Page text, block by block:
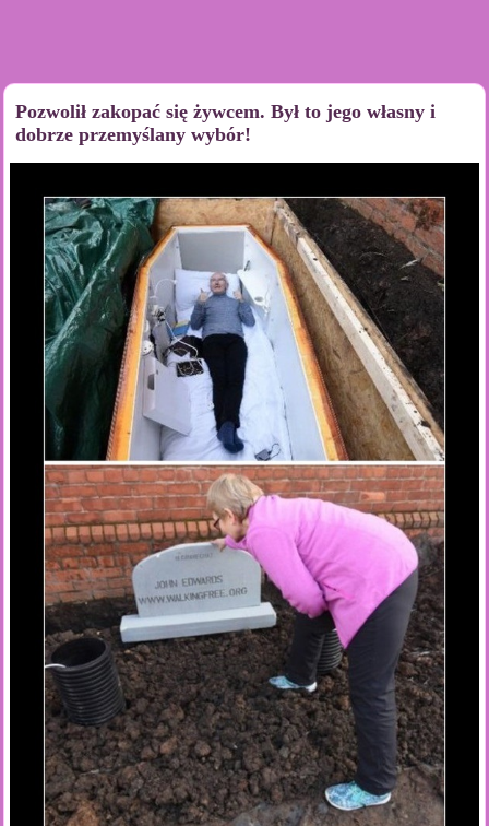
Pozwolił zakopać się żywcem. Był to jego własny i
dobrze przemyślany wybór!